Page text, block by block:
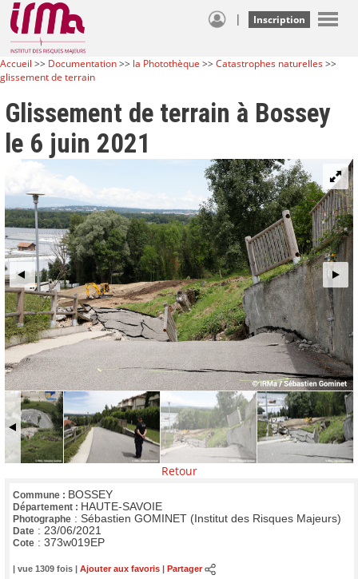
| Inscription
Accueil >> Documentation>> la Photothèque >>Catastrophes naturelles>>
glissement de terrain
Glissement de terrain à Bossey
le 6 juin 2021
Retour
Commune : BOSSEY
Département : HAUTE-SAVOIE
Photographe : Sébastien GOMINET (Institut des Risques Majeurs)
Date : 23/06/2021
Cote : 373w019EP
| vue 1309 fois | Ajouter aux favoris Partager